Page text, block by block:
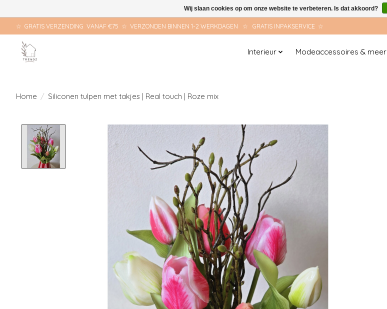
☆ GRATIS VERZENDING VANAF €75 ☆ VERZONDEN BINNEN 1-2 WERKDAGEN ☆ GRATIS INPAKSERVICE ☆
Interieur Modeaccessoires & meer
Home / Siliconen tulpen met takjes | Real touch | Roze mix
Product image slideshow Items
Wij slaan cookies op om onze website te verbeteren. Is dat akkoord?